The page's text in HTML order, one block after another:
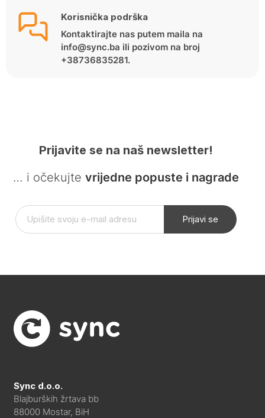
Korisnička podrška
Kontaktirajte nas putem maila na
info@sync.ba ili pozivom na broj
+38736835281.
Prijavite se na naš newsletter!
… i očekujte vrijedne popuste i nagrade
Prijavi se
Sync d.o.o.
Blajburških žrtava bb
88000 Mostar, BiH